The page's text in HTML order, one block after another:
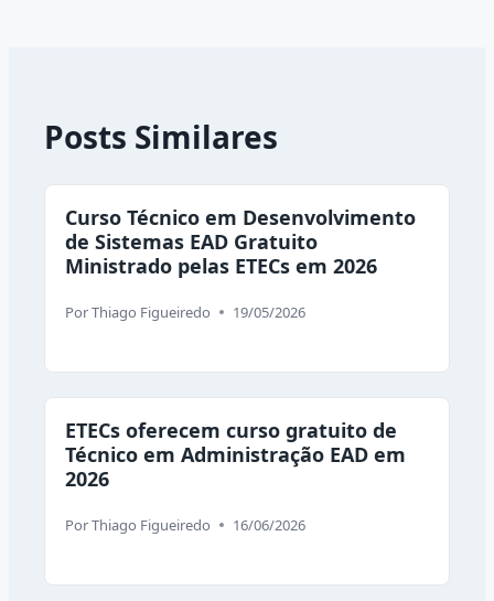
Posts Similares
Curso Técnico em Desenvolvimento
de Sistemas EAD Gratuito
Ministrado pelas ETECs em 2026
PorThiago Figueiredo 19/05/2026
ETECs oferecem curso gratuito de
Técnico em Administração EAD em
2026
PorThiago Figueiredo 16/06/2026